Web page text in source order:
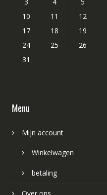
10
11 12
17
18 19
24
25 26
31
Menu
Mijn account
Winkelwagen
betaling
Over ons